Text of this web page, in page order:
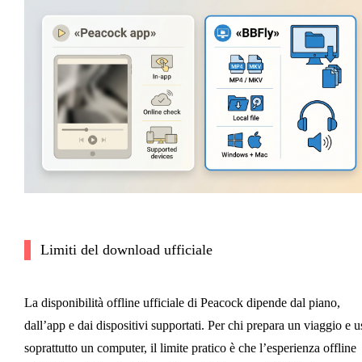
Limiti del download ufficiale
La disponibilità offline ufficiale di Peacock dipende dal piano,
dall’app e dai dispositivi supportati. Per chi prepara un viaggio e
soprattutto un computer, il limite pratico è che l’esperienza offline